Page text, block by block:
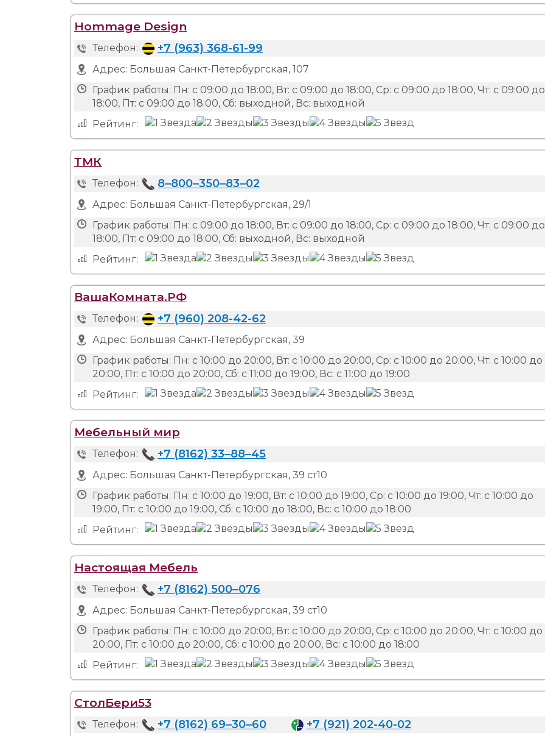
Hommage Design
Телефон: +7 (963) 368-61-99
Адрес: Большая Санкт-Петербургская, 107
График работы: Пн: с 09:00 до 18:00, Вт: с 09:00 до 18:00, Ср: с 09:00 до 18:00, Чт: с 09:00 до
18:00, Пт: с 09:00 до 18:00, Сб: выходной, Вс: выходной
Рейтинг:
ТМК
Телефон: 8‒800‒350‒83‒02
Адрес: Большая Санкт-Петербургская, 29/1
График работы: Пн: с 09:00 до 18:00, Вт: с 09:00 до 18:00, Ср: с 09:00 до 18:00, Чт: с 09:00 до
18:00, Пт: с 09:00 до 18:00, Сб: выходной, Вс: выходной
Рейтинг:
ВашаКомната.РФ
Телефон: +7 (960) 208-42-62
Адрес: Большая Санкт-Петербургская, 39
График работы: Пн: с 10:00 до 20:00, Вт: с 10:00 до 20:00, Ср: с 10:00 до 20:00, Чт: с 10:00 до
20:00, Пт: с 10:00 до 20:00, Сб: с 11:00 до 19:00, Вс: с 11:00 до 19:00
Рейтинг:
Мебельный мир
Телефон: +7 (8162) 33‒88‒45
Адрес: Большая Санкт-Петербургская, 39 ст10
График работы: Пн: с 10:00 до 19:00, Вт: с 10:00 до 19:00, Ср: с 10:00 до 19:00, Чт: с 10:00 до
19:00, Пт: с 10:00 до 19:00, Сб: с 10:00 до 18:00, Вс: с 10:00 до 18:00
Рейтинг:
Настоящая Мебель
Телефон: +7 (8162) 500‒076
Адрес: Большая Санкт-Петербургская, 39 ст10
График работы: Пн: с 10:00 до 20:00, Вт: с 10:00 до 20:00, Ср: с 10:00 до 20:00, Чт: с 10:00 до
20:00, Пт: с 10:00 до 20:00, Сб: с 10:00 до 20:00, Вс: с 10:00 до 18:00
Рейтинг:
СтолБери53
Телефон: +7 (8162) 69‒30‒60 +7 (921) 202-40-02